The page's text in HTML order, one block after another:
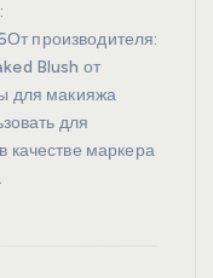
производителя:
Blush от
для макияжа
для
качестве маркера